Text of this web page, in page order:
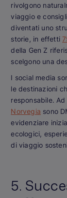
rivolgono
viaggio e
diventati uno
storie, in effetti
della Gen Z
scelgono una
I social media
le destinazioni
responsabile.
Norvegia sono
evidenziare
ecologici,
di viaggio
5.